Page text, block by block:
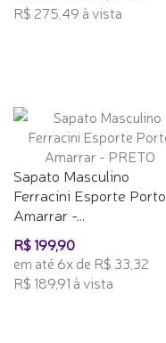
R$ 275,49 à vista
Sapato Masculino
Ferracini Esporte Porto
Amarrar -...
R$ 199,90
em até 6x de R$ 33,32
R$ 189,91 à vista